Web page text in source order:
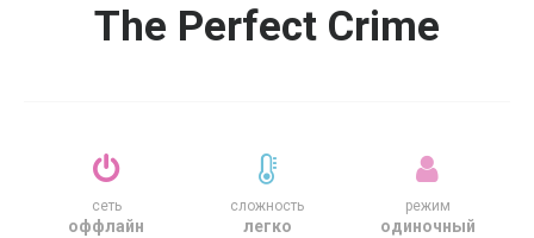
The Perfect Crime
сеть
оффлайн
сложность
легко
режим
одиночный